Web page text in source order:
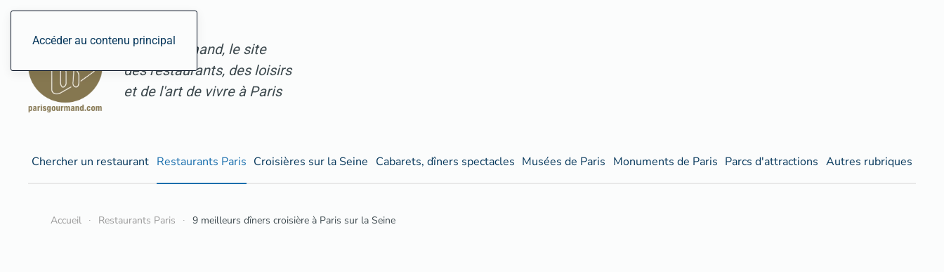
Accéder au contenu principal
ParisGourmand, le site
des restaurants, des loisirs
et de l'art de vivre à Paris
Chercher un restaurant Restaurants Paris Croisières sur la Seine Cabarets, dîners spectacles Musées de Paris Monuments de Paris Parcs d'attractions Autres rubriques
Accueil Restaurants Paris 9 meilleurs dîners croisière à Paris sur la Seine